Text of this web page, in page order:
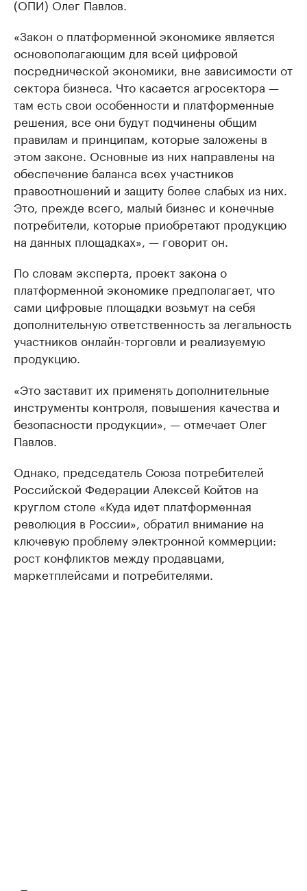
(ОПИ) Олег Павлов.
«Закон о платформенной экономике является
основополагающим для всей цифровой
посреднической экономики, вне зависимости от
сектора бизнеса. Что касается агросектора —
там есть свои особенности и платформенные
решения, все они будут подчинены общим
правилам и принципам, которые заложены в
этом законе. Основные из них направлены на
обеспечение баланса всех участников
правоотношений и защиту более слабых из них.
Это, прежде всего, малый бизнес и конечные
потребители, которые приобретают продукцию
на данных площадках», — говорит он.
По словам эксперта, проект закона о
платформенной экономике предполагает, что
сами цифровые площадки возьмут на себя
дополнительную ответственность за легальность
участников онлайн-торговли и реализуемую
продукцию.
«Это заставит их применять дополнительные
инструменты контроля, повышения качества и
безопасности продукции», — отмечает Олег
Павлов.
Однако, председатель Союза потребителей
Российской Федерации Алексей Койтов на
круглом столе «Куда идет платформенная
революция в России», обратил внимание на
ключевую проблему электронной коммерции:
рост конфликтов между продавцами,
маркетплейсами и потребителями.